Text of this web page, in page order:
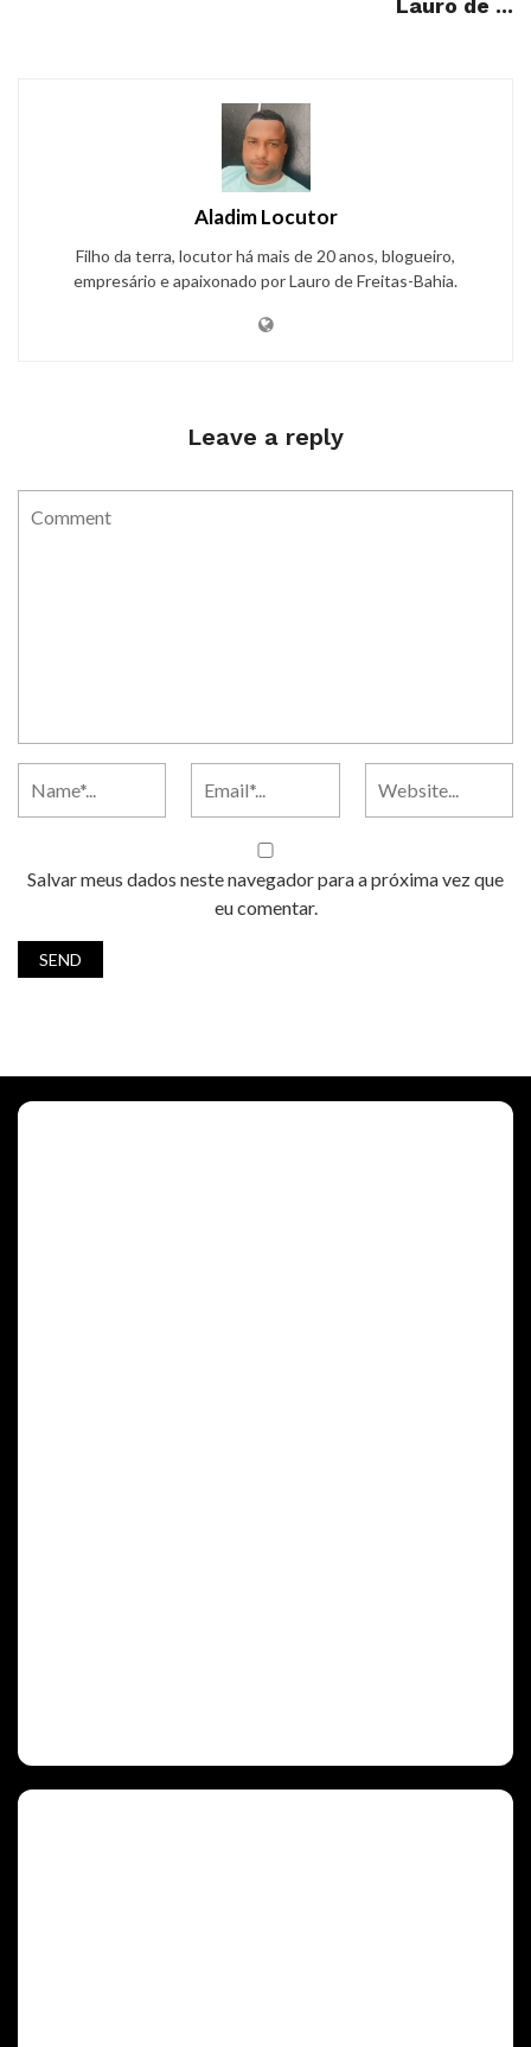
Lauro de ...
Aladim Locutor
Filho da terra, locutor há mais de 20 anos, blogueiro,
empresário e apaixonado por Lauro de Freitas-Bahia.
Leave a reply
Salvar meus dados neste navegador para a próxima vez que
eu comentar.